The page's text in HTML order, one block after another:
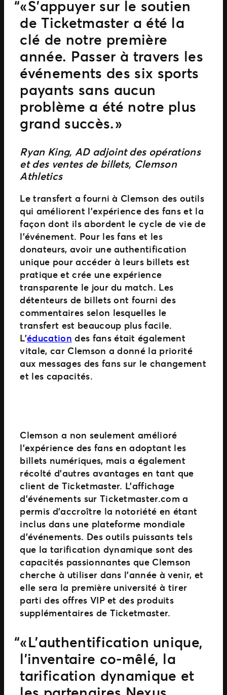
« S’appuyer sur le soutien
de Ticketmaster a été la
clé de notre première
année. Passer à travers les
événements des six sports
payants sans aucun
problème a été notre plus
grand succès. »
Ryan King, AD adjoint des opérations
et des ventes de billets, Clemson
Athletics
Le transfert a fourni à Clemson des outils
qui améliorent l’expérience des fans et la
façon dont ils abordent le cycle de vie de
l’événement. Pour les fans et les
donateurs, avoir une authentification
unique pour accéder à leurs billets est
pratique et crée une expérience
transparente le jour du match. Les
détenteurs de billets ont fourni des
commentaires selon lesquelles le
transfert est beaucoup plus facile.
L’éducation des fans était également
vitale, car Clemson a donné la priorité
aux messages des fans sur le changement
et les capacités.
Clemson a non seulement amélioré
l’expérience des fans en adoptant les
billets numériques, mais a également
récolté d’autres avantages en tant que
client de Ticketmaster. L’affichage
d’événements sur Ticketmaster.com a
permis d’accroître la notoriété en étant
inclus dans une plateforme mondiale
d’événements. Des outils puissants tels
que la tarification dynamique sont des
capacités passionnantes que Clemson
cherche à utiliser dans l’année à venir, et
elle sera la première université à tirer
parti des offres VIP et des produits
supplémentaires de Ticketmaster.
« L’authentification unique,
l’inventaire co-mêlé, la
tarification dynamique et